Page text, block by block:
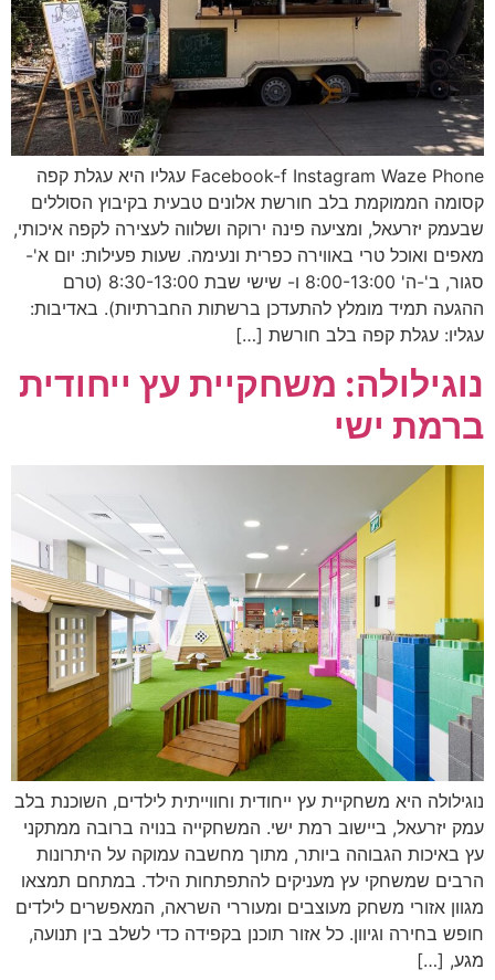
Facebook-f Instagram Waze Phone עגליו היא עגלת קפה
קסומה הממוקמת בלב חורשת אלונים טבעית בקיבוץ הסוללים
שבעמק יזרעאל, ומציעה פינה ירוקה ושלווה לעצירה לקפה איכותי,
מאפים ואוכל טרי באווירה כפרית ונעימה. שעות פעילות: יום א'-
סגור, ב'-ה' 8:00-13:00 ו- שישי שבת 8:30-13:00 (טרם
ההגעה תמיד מומלץ להתעדכן ברשתות החברתיות). באדיבות:
עגליו: עגלת קפה בלב חורשת […]
נוגילולה: משחקיית עץ ייחודית
ברמת ישי
נוגילולה היא משחקיית עץ ייחודית וחווייתית לילדים, השוכנת בלב
עמק יזרעאל, ביישוב רמת ישי. המשחקייה בנויה ברובה ממתקני
עץ באיכות הגבוהה ביותר, מתוך מחשבה עמוקה על היתרונות
הרבים שמשחקי עץ מעניקים להתפתחות הילד. במתחם תמצאו
מגוון אזורי משחק מעוצבים ומעוררי השראה, המאפשרים לילדים
חופש בחירה וגיוון. כל אזור תוכנן בקפידה כדי לשלב בין תנועה,
מגע, […]